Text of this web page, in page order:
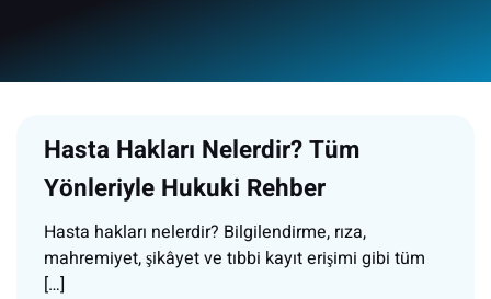
Hasta Hakları Nelerdir? Tüm
Yönleriyle Hukuki Rehber
Hasta hakları nelerdir? Bilgilendirme, rıza,
mahremiyet, şikâyet ve tıbbi kayıt erişimi gibi tüm
[…]